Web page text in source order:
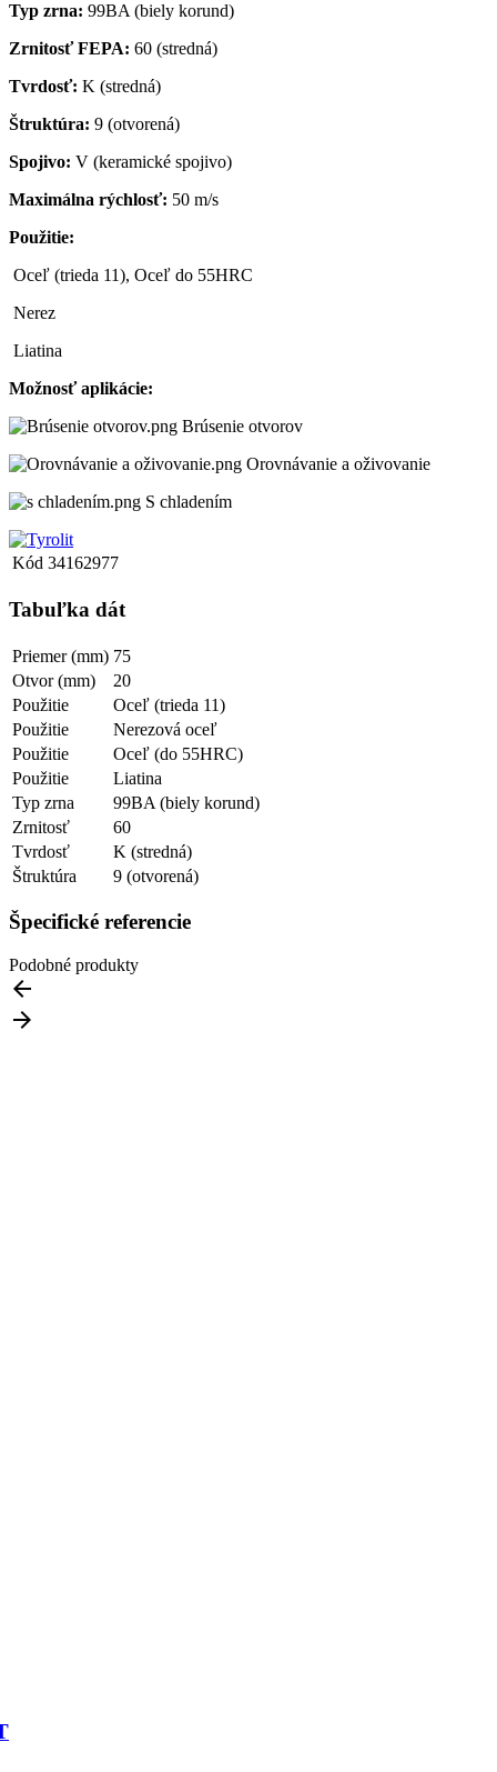
Typ zrna: 99BA (biely korund)
Zrnitosť FEPA: 60 (stredná)
Tvrdosť: K (stredná)
Štruktúra: 9 (otvorená)
Spojivo: V (keramické spojivo)
Maximálna rýchlosť: 50 m/s
Použitie:
Oceľ (trieda 11), Oceľ do 55HRC
Nerez
Liatina
Možnosť aplikácie:
Brúsenie otvorov
Orovnávanie a oživovanie
S chladením
Kód 34162977
Tabuľka dát
Priemer (mm) 75
Otvor (mm)
20
Použitie
Oceľ (trieda 11)
Použitie
Nerezová oceľ
Použitie
Oceľ (do 55HRC)
Použitie
Liatina
Typ zrna
99BA (biely korund)
Zrnitosť
60
Tvrdosť
K (stredná)
Štruktúra
9 (otvorená)
Špecifické referencie
Podobné produkty

